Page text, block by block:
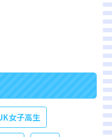
女子高生